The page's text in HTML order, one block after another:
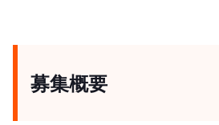
募集概要